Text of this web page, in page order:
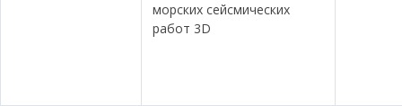
морских сейсмических
работ 3D